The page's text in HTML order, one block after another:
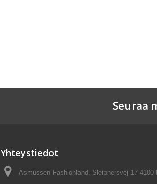
Seuraa
Yhteystiedot
Asmussen Fashionland, Sleipnersvej 17 4100